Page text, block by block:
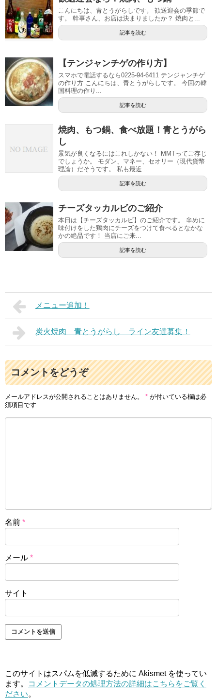
こんにちは、青とうがらしです。 歓送迎会の季節で
す。 幹事さん、お店は決まりましたか？ 焼肉と...
記事を読む
【テンジャンチゲの作り方】
スマホで電話するなら0225-94-6411 テンジャンチゲ
の作り方 こんにちは、青とうがらしです。 今回の韓
国料理の作り...
記事を読む
焼肉、もつ鍋、食べ放題！青とうがら
し
景気が良くなるにはこれしかない！ MMTってご存じ
でしょうか。 モダン、マネー、セオリー（現代貨幣
理論）だそうです。 私も最近...
記事を読む
チーズタッカルビのご紹介
本日は【チーズタッカルビ】のご紹介です。 辛めに
味付けをした鶏肉にチーズをつけて食べるとなかな
かの絶品です！ 当店にご来...
記事を読む
メニュー追加！
炭火焼肉 青とうがらし ライン友達募集！
コメントをどうぞ
メールアドレスが公開されることはありません。 * が付いている欄は必
須項目です
名前 *
メール *
サイト
このサイトはスパムを低減するために Akismet を使ってい
ます。
コメントデータの処理方法の詳細はこちらをご覧く
ださい。